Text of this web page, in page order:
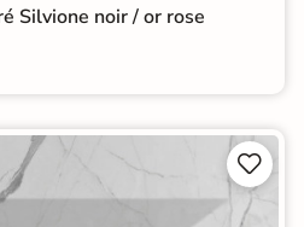
Silvione noir / or rose

